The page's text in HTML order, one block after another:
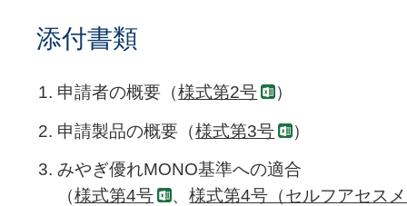
添付書類
申請者の概要（様式第2号
）
申請製品の概要（様式第3号
）
みやぎ優れMONO基準への適合
（様式第4号 、様式第4号（セルフアセス